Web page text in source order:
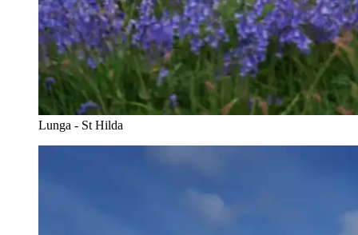
Lunga - St Hilda